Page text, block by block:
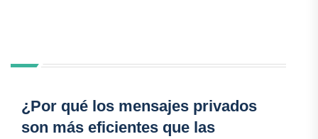
¿Por qué los mensajes privados
son más eficientes que las